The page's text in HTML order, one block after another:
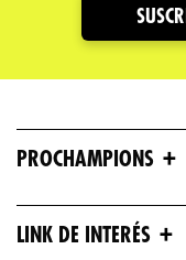
PROCHAMPIONS +
LINK DE INTERÉS +